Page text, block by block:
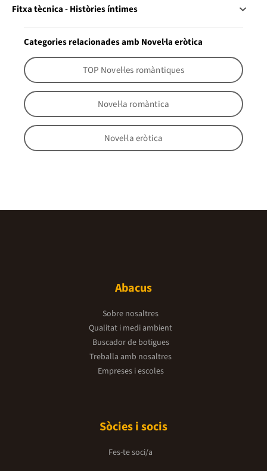
Fitxa tècnica - Històries íntimes
Categories relacionades amb Novel·la eròtica
TOP Novel·les romàntiques
Novel·la romàntica
Novel·la eròtica
Abacus
Sobre nosaltres
Qualitat i medi ambient
Buscador de botigues
Treballa amb nosaltres
Empreses i escoles
Sòcies i socis
Fes-te soci/a